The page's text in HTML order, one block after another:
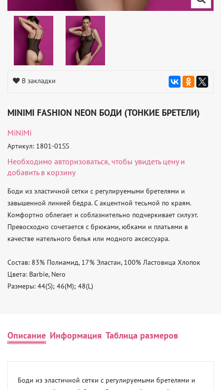
В закладки
MINIMI FASHION NEON БОДИ (ТОНКИЕ БРЕТЕЛИ)
MiNiMi
Артикул: 1801-01SS
Необходимо авторизоваться, чтобы увидеть цену и
добавить в корзину
Боди из эластичной сетки с регулируемыми бретелями и
завышенной линией бедра. С акцентной тесьмой по краям.
Комфортно облегает и соблазнительно подчеркивает силуэт.
Превосходно сочетается с брюками, юбками и платьями в
качестве нательного белья или модного аксессуара.
Состав: 83% Полиамид, 17% Эластан, 100% Ластовица Хлопок
Цвета: Barbie, Nero
Размеры: 44(S); 46(M); 48(L)
Описание Информация Таблица размеров
Боди из эластичной сетки с регулируемыми бретелями и